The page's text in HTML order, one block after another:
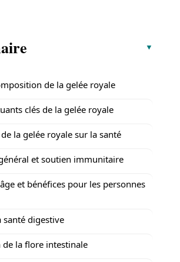
de la gelée royale
clés de la gelée royale
la gelée royale sur la santé
et soutien immunitaire
et bénéfices pour les personnes
digestive
de la flore intestinale